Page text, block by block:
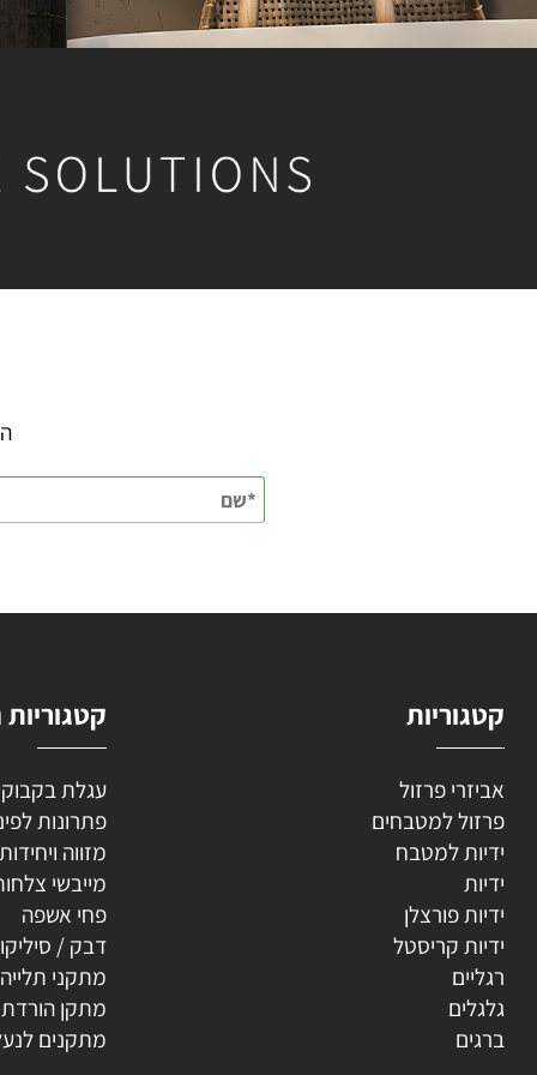
פרזול
למטבחים
למטבח
קטגוריות
עגלת בקבוקים
פתרונות לפינה
מזווה ויחידות
מייבשי צלחות